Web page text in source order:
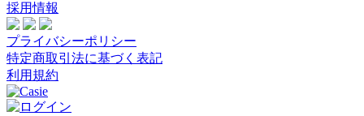
採用情報
プライバシーポリシー
特定商取引法に基づく表記
利用規約